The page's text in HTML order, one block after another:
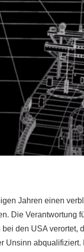
Jahren einen
Die Verantwortung
den USA verortet,
Unsinn abqualifiziert.